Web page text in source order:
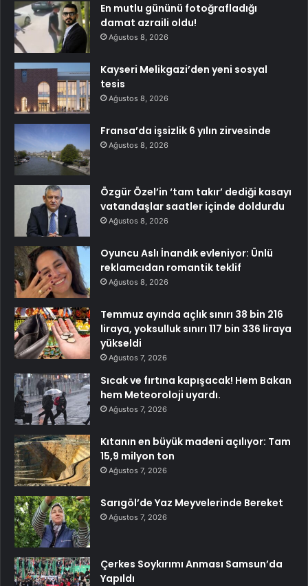
En mutlu gününü fotoğrafladığı
damat azraili oldu!
Ağustos 8, 2026
Kayseri Melikgazi’den yeni sosyal
tesis
Ağustos 8, 2026
Fransa’da işsizlik 6 yılın zirvesinde
Ağustos 8, 2026
Özgür Özel’in ‘tam takır’ dediği kasayı
vatandaşlar saatler içinde doldurdu
Ağustos 8, 2026
Oyuncu Aslı İnandık evleniyor: Ünlü
reklamcıdan romantik teklif
Ağustos 8, 2026
Temmuz ayında açlık sınırı 38 bin 216
liraya, yoksulluk sınırı 117 bin 336 liraya
yükseldi
Ağustos 7, 2026
Sıcak ve fırtına kapışacak! Hem Bakan
hem Meteoroloji uyardı.
Ağustos 7, 2026
Kıtanın en büyük madeni açılıyor: Tam
15,9 milyon ton
Ağustos 7, 2026
Sarıgöl’de Yaz Meyvelerinde Bereket
Ağustos 7, 2026
Çerkes Soykırımı Anması Samsun’da
Yapıldı